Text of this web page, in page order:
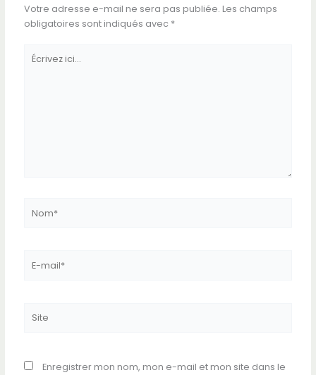
Votre adresse e-mail ne sera pas publiée. Les champs
obligatoires sont indiqués avec *
Écrivez
ici…
mail*
Enregistrer mon nom, mon e-mail et mon site dans le